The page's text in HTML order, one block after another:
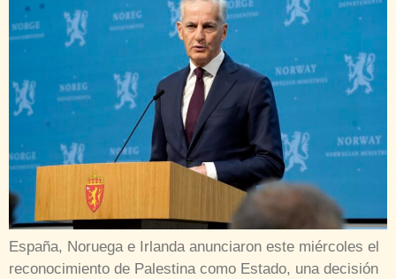
España, Noruega e Irlanda anunciaron este miércoles el
reconocimiento de Palestina como Estado, una decisión